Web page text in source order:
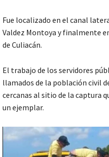
Fue localizado en el canal
Valdez Montoya y finalmente
de Culiacán.
El trabajo de los servidores
llamados de la población civil
cercanas al sitio de la captura
un ejemplar.